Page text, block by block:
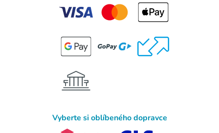
Vyberte si oblíbeného dopravce